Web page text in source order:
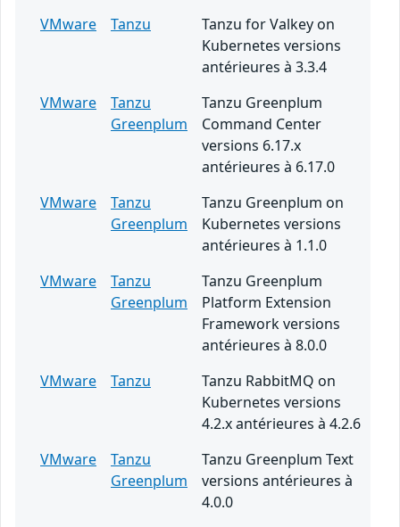
VMware
Tanzu
Tanzu for Valkey on
Kubernetes versions
antérieures à 3.3.4
VMware
Tanzu
Greenplum
Tanzu Greenplum
Command Center
versions 6.17.x
antérieures à 6.17.0
VMware
Tanzu
Greenplum
Tanzu Greenplum on
Kubernetes versions
antérieures à 1.1.0
VMware
Tanzu
Greenplum
Tanzu Greenplum
Platform Extension
Framework versions
antérieures à 8.0.0
VMware
Tanzu
Tanzu RabbitMQ on
Kubernetes versions
4.2.x antérieures à 4.2.6
VMware
Tanzu
Greenplum
Tanzu Greenplum Text
versions antérieures à
4.0.0